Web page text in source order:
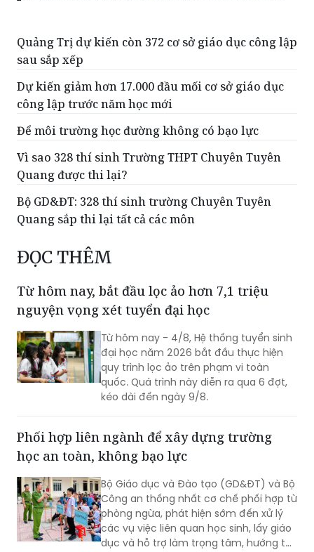
Quảng Trị dự kiến còn 372 cơ sở giáo dục công lập
sau sắp xếp
Dự kiến giảm hơn 17.000 đầu mối cơ sở giáo dục
công lập trước năm học mới
Để môi trường học đường không có bạo lực
Vì sao 328 thí sinh Trường THPT Chuyên Tuyên
Quang được thi lại?
Bộ GD&ĐT: 328 thí sinh trường Chuyên Tuyên
Quang sắp thi lại tất cả các môn
ĐỌC THÊM
Từ hôm nay, bắt đầu lọc ảo hơn 7,1 triệu
nguyện vọng xét tuyển đại học
Từ hôm nay - 4/8, Hệ thống tuyển sinh
đại học năm 2026 bắt đầu thực hiện
quy trình lọc ảo trên phạm vi toàn
quốc. Quá trình này diễn ra qua 6 đợt,
kéo dài đến ngày 9/8.
Phối hợp liên ngành để xây dựng trường
học an toàn, không bạo lực
Bộ Giáo dục và Đào tạo (GD&ĐT) và Bộ
Công an thống nhất cơ chế phối hợp từ
phòng ngừa, phát hiện sớm đến xử lý
các vụ việc liên quan học sinh, lấy giáo
dục và hỗ trợ làm trọng tâm, hướng tới